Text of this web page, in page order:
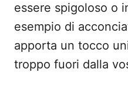
essere spigoloso o
esempio di
apporta un tocco
troppo fuori dalla